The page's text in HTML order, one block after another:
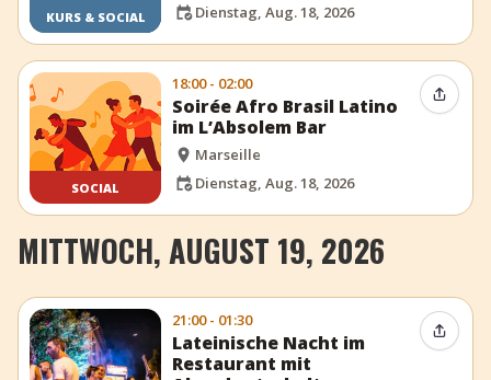
KURS & SOCIAL
Dienstag, Aug. 18, 2026
SOCIAL
18:00 - 02:00
Soirée Afro Brasil Latino
im L’Absolem Bar
Marseille
Dienstag, Aug. 18, 2026
Event
MITTWOCH, AUGUST 19, 2026
21:00 - 01:30
Lateinische Nacht im
Restaurant mit
Event